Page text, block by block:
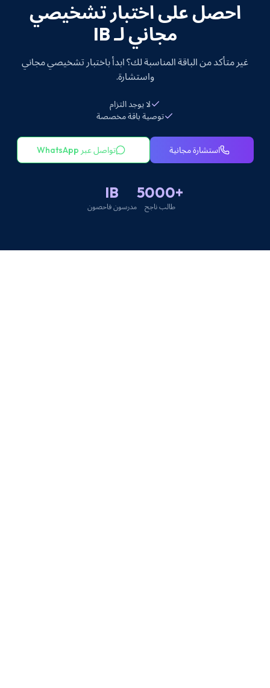
احصل على اختبار تشخيصي
مجاني لـ IB
غير متأكد من الباقة المناسبة لك؟ ابدأ باختبار تشخيصي مجاني
واستشارة.
لا يوجد التزام
توصية باقة مخصصة
استشارة مجانية تواصل عبر WhatsApp
+5000
طالب ناجح
IB
مدرسون فاحصون